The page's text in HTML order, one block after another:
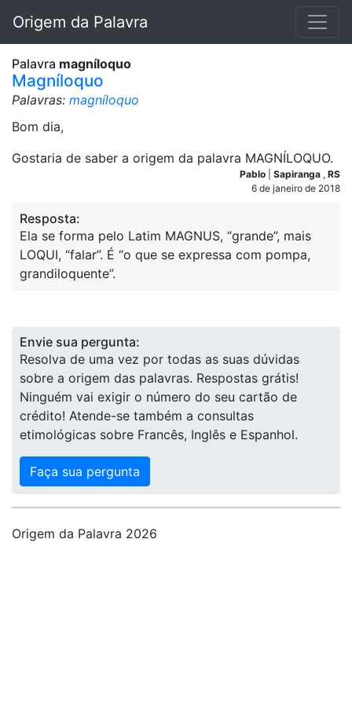
Origem da Palavra
Palavra magníloquo
Magníloquo
Palavras: magníloquo
Bom dia,
Gostaria de saber a origem da palavra MAGNÍLOQUO.
Pablo Sapiranga , RS
6 de janeiro de 2018
Resposta:
Ela se forma pelo Latim MAGNUS, “grande”, mais
LOQUI, “falar”. É “o que se expressa com pompa,
grandiloquente”.
Envie sua pergunta:
Resolva de uma vez por todas as suas dúvidas
sobre a origem das palavras. Respostas grátis!
Ninguém vai exigir o número do seu cartão de
crédito! Atende-se também a consultas
etimológicas sobre Francês, Inglês e Espanhol.
Faça sua pergunta
Origem da Palavra 2026